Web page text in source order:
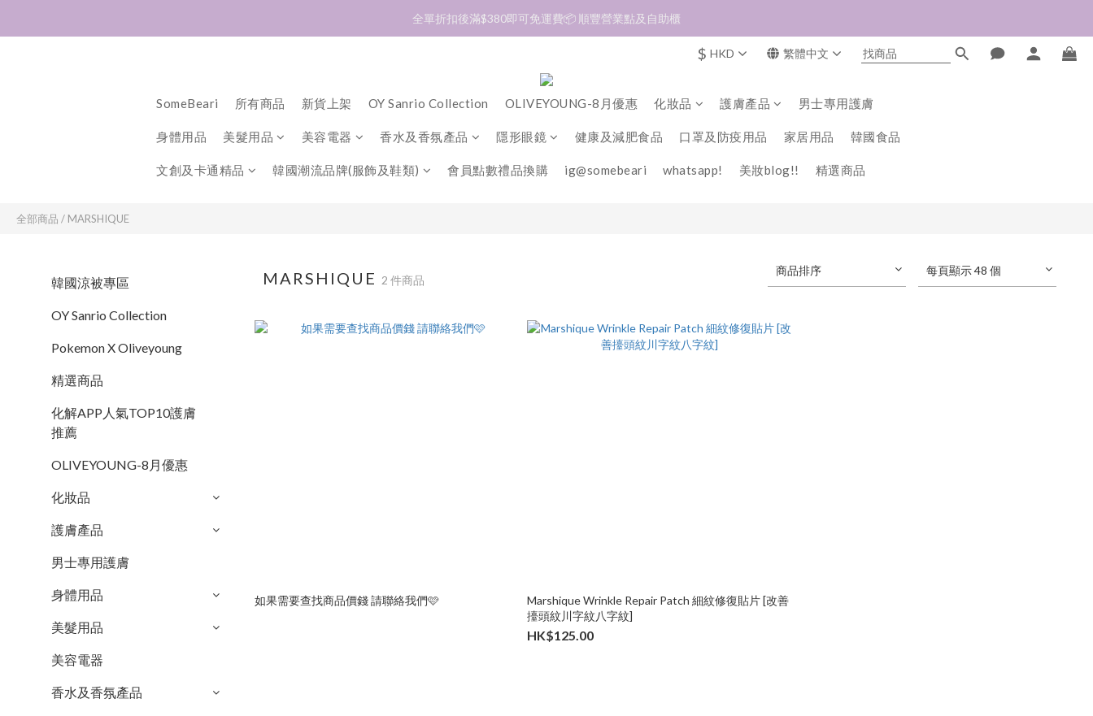
加入會員❤️生日月首天送$30 💛商品可郵寄至澳門🇲🇴及台灣🇹🇼
全單折扣後滿$380即可免運費📦 順豐營業點及自助櫃
加入會員❤️生日月首天送$30 💛商品可郵寄至澳門🇲🇴及台灣🇹🇼
$ HKD 繁體中文
SomeBeari 所有商品 新貨上架 OY Sanrio Collection OLIVEYOUNG-8月優惠 化妝品 護膚產品 男士專用護膚
身體用品 美髮用品 美容電器 香水及香氛產品 隱形眼鏡 健康及減肥食品 口罩及防疫用品 家居用品 韓國食品
文創及卡通精品 韓國潮流品牌(服飾及鞋類) 會員點數禮品換購 ig@somebeari whatsapp! 美妝blog!! 精選商品
全部商品 / MARSHIQUE
韓國涼被專區
OY Sanrio Collection
Pokemon X Oliveyoung
精選商品
化解APP人氣TOP10護膚
推薦
OLIVEYOUNG-8月優惠
化妝品
護膚產品
男士專用護膚
身體用品
美髮用品
美容電器
香水及香氛產品
MARSHIQUE 2 件商品
商品排序 每頁顯示 48 個
如果需要查找商品價錢 請聯絡我們🩷
Marshique Wrinkle Repair Patch 細紋修復貼片 [改善
擡頭紋川字紋八字紋]
HK$125.00